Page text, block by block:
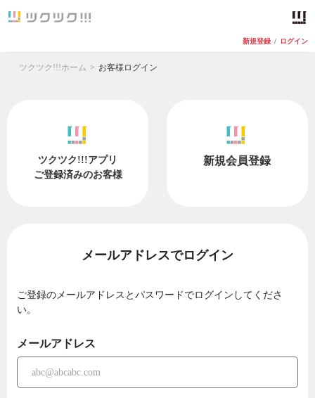
新規登録 / ログイン
ツクツク!!!ホーム お客様ログイン
ツクツク!!!アプリ
ご登録済みのお客様
新規会員登録
メールアドレスでログイン
ご登録のメールアドレスとパスワードでログインしてくださ
い。
メールアドレス